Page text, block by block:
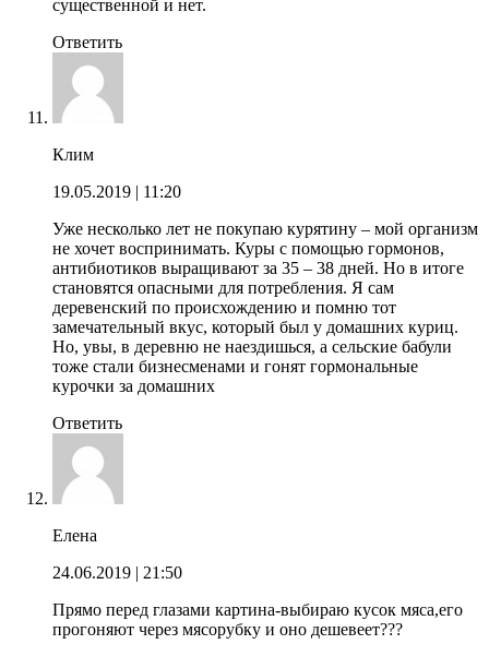
существенной и нет.
Ответить
Клим
19.05.2019 | 11:20
Уже несколько лет не покупаю курятину – мой организм
не хочет воспринимать. Куры с помощью гормонов,
антибиотиков выращивают за 35 – 38 дней. Но в итоге
становятся опасными для потребления. Я сам
деревенский по происхождению и помню тот
замечательный вкус, который был у домашних куриц.
Но, увы, в деревню не наездишься, а сельские бабули
тоже стали бизнесменами и гонят гормональные
курочки за домашних
Ответить
Елена
24.06.2019 | 21:50
Прямо перед глазами картина-выбираю кусок мяса,его
прогоняют через мясорубку и оно дешевеет???